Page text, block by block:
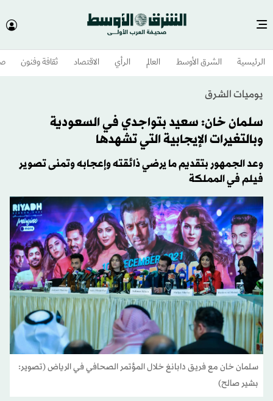
الرئيسية الشرق الأوسط​ العالم الرأي الاقتصاد ثقافة وفنون
يوميات الشرق
سلمان خان: سعيد بتواجدي في السعودية
وبالتغيرات الإيجابية التي تشهدها
وعد الجمهور بتقديم ما يرضي ذائقته وإعجابه وتمنى تصوير
فيلم في المملكة
سلمان خان مع فريق دابانغ خلال المؤتمر الصحافي في الرياض (تصوير:
بشير صالح)